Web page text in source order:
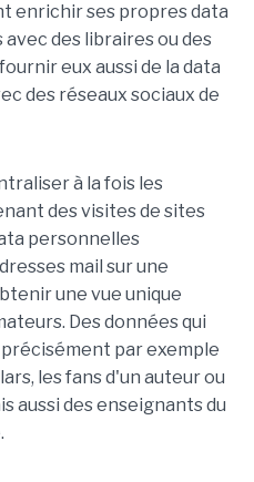
enrichir ses propres data
des libraires ou des
eux aussi de la data
des réseaux sociaux de
à la fois les
des visites de sites
personnelles
mail sur une
une vue unique
Des données qui
par exemple
les fans d'un auteur ou
aussi des enseignants du